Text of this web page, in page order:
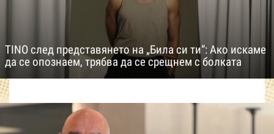
TINO след представянето на „Била си ти“: Ако искаме
да се опознаем, трябва да се срещнем с болката